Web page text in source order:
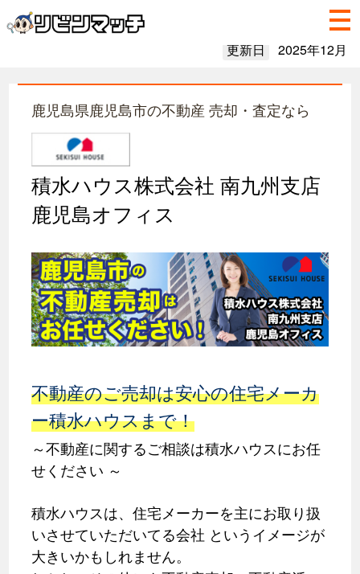
更新日 2025年12月
鹿児島県鹿児島市の不動産 売却・査定なら
積水ハウス株式会社 南九州支店
鹿児島オフィス
不動産のご売却は安心の住宅メーカ
ー積水ハウスまで！
～不動産に関するご相談は積水ハウスにお任
せください ～
積水ハウスは、住宅メーカーを主にお取り扱
いさせていただいてる会社 というイメージが
大きいかもしれません。